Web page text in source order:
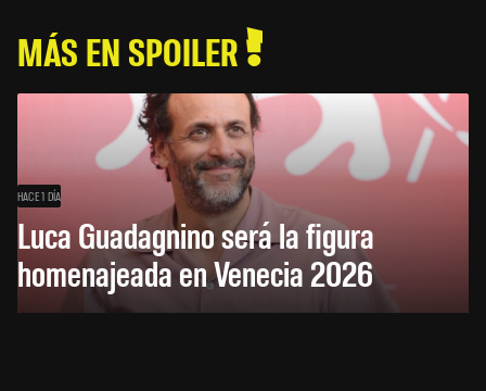
MÁS EN SPOILER
HACE 1 DÍA
Luca Guadagnino será la figura
homenajeada en Venecia 2026